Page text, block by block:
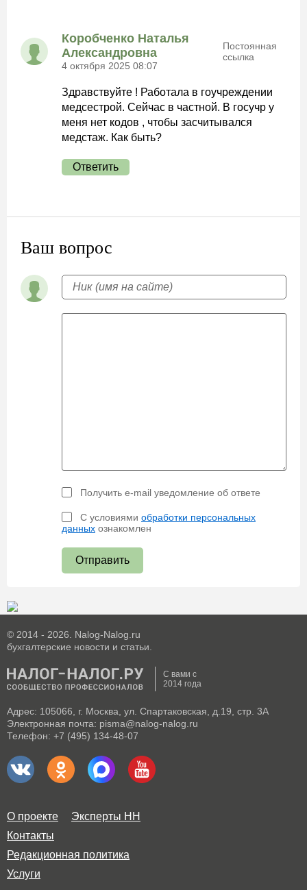
Коробченко Наталья
Александровна
4 октября 2025 08:07
Постоянная
ссылка
Здравствуйте ! Работала в гоучреждении
медсестрой. Сейчас в частной. В госучр у
меня нет кодов , чтобы засчитывался
медстаж. Как быть?
Ответить
Ваш вопрос
Получить e-mail уведомление об ответе
С условиями обработки персональных
данных ознакомлен
Отправить
© 2014 - 2026. Nalog-Nalog.ru
бухгалтерские новости и статьи.
С вами с
2014 года
Адрес: 105066, г. Москва, ул. Спартаковская, д.19, стр. 3А
Электронная почта: pisma@nalog-nalog.ru
Телефон: +7 (495) 134-48-07
О проекте
Эксперты НН
Контакты
Редакционная политика
Услуги